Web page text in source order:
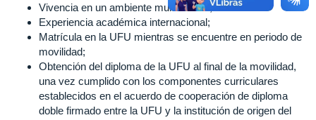
Vivencia en un ambiente multicultural;
Experiencia académica internacional;
Matrícula en la UFU mientras se encuentre en periodo de
movilidad;
Obtención del diploma de la UFU al final de la movilidad,
una vez cumplido con los componentes curriculares
establecidos en el acuerdo de cooperación de diploma
doble firmado entre la UFU y la institución de origen del